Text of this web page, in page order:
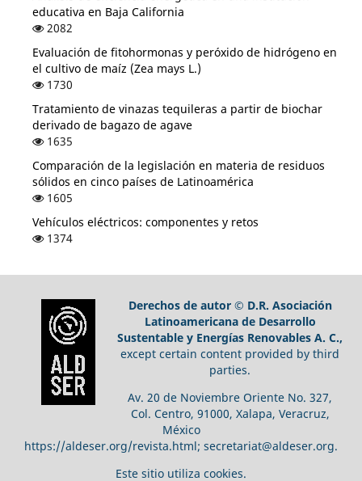
educativa en Baja California
2082
Evaluación de fitohormonas y peróxido de hidrógeno en
el cultivo de maíz (Zea mays L.)
1730
Tratamiento de vinazas tequileras a partir de biochar
derivado de bagazo de agave
1635
Comparación de la legislación en materia de residuos
sólidos en cinco países de Latinoamérica
1605
Vehículos eléctricos: componentes y retos
1374
Derechos de autor © D.R. Asociación
Latinoamericana de Desarrollo
Sustentable y Energías Renovables A. C.,
except certain content provided by third
parties.
Av. 20 de Noviembre Oriente No. 327,
Col. Centro, 91000, Xalapa, Veracruz,
México
https://aldeser.org/revista.html; secretariat@aldeser.org.
Este sitio utiliza cookies.